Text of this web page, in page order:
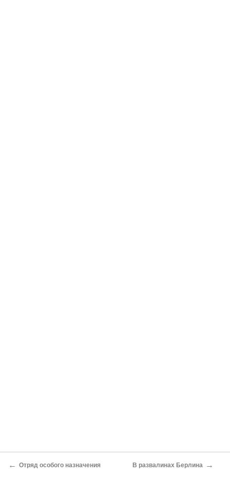
← Отряд особого назначения В развалинах Берлина →